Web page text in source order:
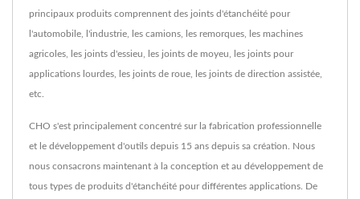
principaux produits comprennent des joints d'étanchéité pour
l'automobile, l'industrie, les camions, les remorques, les machines
agricoles, les joints d'essieu, les joints de moyeu, les joints pour
applications lourdes, les joints de roue, les joints de direction assistée,
etc.
CHO s'est principalement concentré sur la fabrication professionnelle
et le développement d'outils depuis 15 ans depuis sa création. Nous
nous consacrons maintenant à la conception et au développement de
tous types de produits d'étanchéité pour différentes applications. De